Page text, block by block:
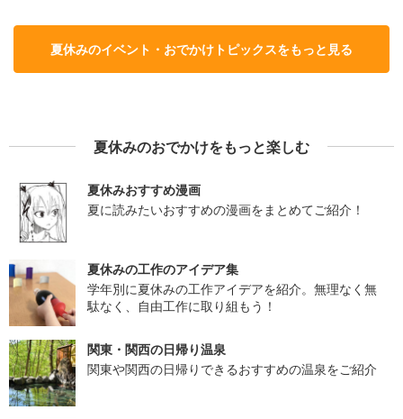
夏休みのイベント・おでかけトピックスをもっと見る
夏休みのおでかけをもっと楽しむ
夏休みおすすめ漫画
夏に読みたいおすすめの漫画をまとめてご紹介！
夏休みの工作のアイデア集
学年別に夏休みの工作アイデアを紹介。無理なく無
駄なく、自由工作に取り組もう！
関東・関西の日帰り温泉
関東や関西の日帰りできるおすすめの温泉をご紹介